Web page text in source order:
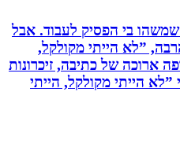
בי הפסיק לעבוד. אבל
הייתי מקולקל,
של כתיבה, זיכרונות
מקולקל, הייתי